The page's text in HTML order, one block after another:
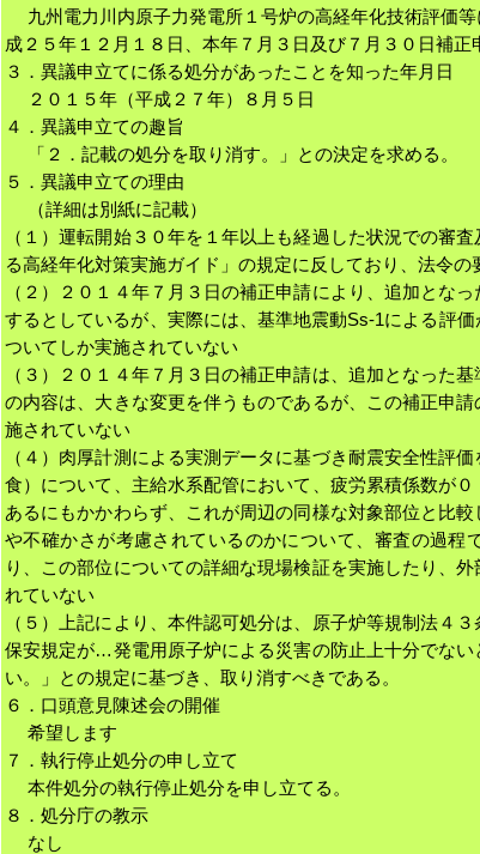
九州電力川内原子力発電所１号炉の高経年化技術評価
成２５年１２月１８日、本年７月３日及び７月３０日補正
３．異議申立てに係る処分があったことを知った年月日
２０１５年（平成２７年）８月５日
４．異議申立ての趣旨
「２．記載の処分を取り消す。」との決定を求める。
５．異議申立ての理由
（詳細は別紙に記載）
（１）運転開始３０年を１年以上も経過した状況での審
る高経年化対策実施ガイド」の規定に反しており、法令の
（２）２０１４年７月３日の補正申請により、追加とな
するとしているが、実際には、基準地震動Ss-1による評
ついてしか実施されていない
（３）２０１４年７月３日の補正申請は、追加となった
の内容は、大きな変更を伴うものであるが、この補正申
施されていない
（４）肉厚計測による実測データに基づき耐震安全性評
食）について、主給水系配管において、疲労累積係数が
あるにもかかわらず、これが周辺の同様な対象部位と比
や不確かさが考慮されているのかについて、審査の過程
り、この部位についての詳細な現場検証を実施したり、
れていない
（５）上記により、本件認可処分は、原子炉等規制法４
保安規定が…発電用原子炉による災害の防止上十分でな
い。」との規定に基づき、取り消すべきである。
６．口頭意見陳述会の開催
希望します
７．執行停止処分の申し立て
本件処分の執行停止処分を申し立てる。
８．処分庁の教示
なし